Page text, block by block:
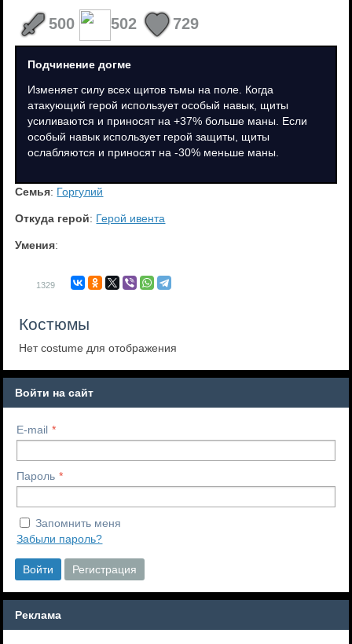
500 502 729
Подчинение догме
Изменяет силу всех щитов тьмы на поле. Когда
атакующий герой использует особый навык, щиты
усиливаются и приносят на +37% больше маны. Если
особый навык использует герой защиты, щиты
ослабляются и приносят на -30% меньше маны.
Семья: Горгулий
Откуда герой: Герой ивента
Умения:
1329
Костюмы
Нет costume для отображения
Войти на сайт
E-mail
Пароль
Запомнить меня
Забыли пароль?
Войти Регистрация
Реклама